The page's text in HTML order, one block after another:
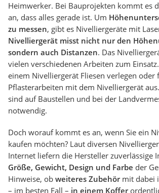
Heimwerker. Bei Bauprojekten kommt es
an, dass alles gerade ist. Um
zu messen, gibt es Nivelliergeräte mit
Nivelliergerät misst nicht nur den
sondern auch Distanzen. Das
vielen verschiedenen Arbeiten zum
einem Nivelliergerät Fliesen verlegen oder
Pflasterarbeiten mit dem Nivelliergerät
sind auf Baustellen und bei der
notwendig.
Doch worauf kommt es an, wenn Sie ein
kaufen möchten? Laut diversen
Internet liefern die Hersteller zuverlässige
Größe, Gewicht, Design und Farbe der
Hinweise, ob weiteres Zubehörmit dabei
– im besten Fall – in einem Koffer